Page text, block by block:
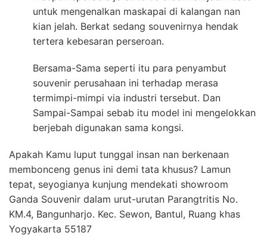
untuk mengenalkan maskapai di kalangan nan
kian jelah. Berkat sedang souvenirnya hendak
tertera kebesaran perseroan.
Bersama-Sama seperti itu para penyambut
souvenir perusahaan ini terhadap merasa
termimpi-mimpi via industri tersebut. Dan
Sampai-Sampai sebab itu model ini mengelokkan
berjebah digunakan sama kongsi.
Apakah Kamu luput tunggal insan nan berkenaan
membonceng genus ini demi tata khusus? Lamun
tepat, seyogianya kunjung mendekati showroom
Ganda Souvenir dalam urut-urutan Parangtritis No.
KM.4, Bangunharjo. Kec. Sewon, Bantul, Ruang khas
Yogyakarta 55187